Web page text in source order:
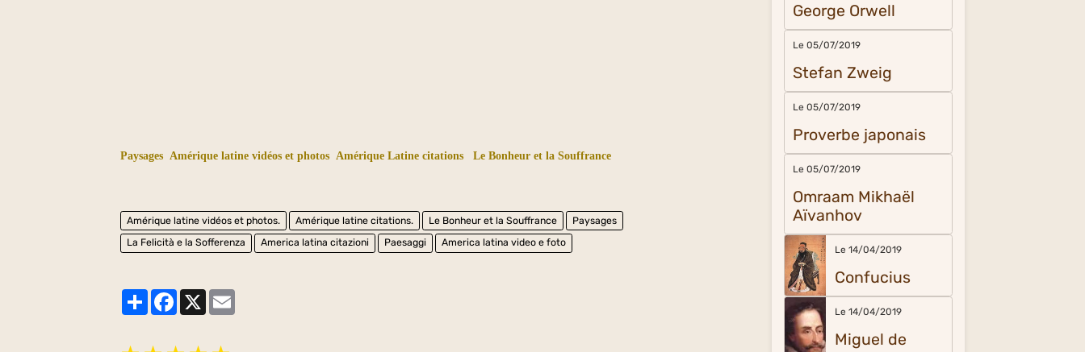
Paysages Amérique latine vidéos et photos Amérique Latine citations Le Bonheur et la Souffrance
Amérique latine vidéos et photos. Amérique latine citations. Le Bonheur et la Souffrance
Paysages
La Felicità e la Sofferenza
America latina citazioni Paesaggi America latina video e foto
PartagerFacebook
X
George Orwell
Le 05/07/2019
Stefan Zweig
Le 05/07/2019
Proverbe japonais
Le 05/07/2019
Omraam Mikhaël
Aïvanhov
Le 14/04/2019
Confucius
Le 14/04/2019
Miguel de